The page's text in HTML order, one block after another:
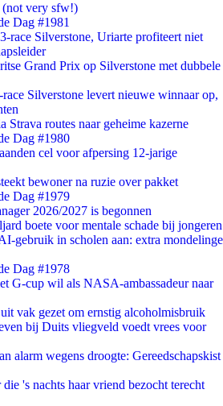
very sfw!)
Dag #1981
race Silverstone, Uriarte profiteert niet
Grand Prix op Silverstone met dubbele
Silverstone levert nieuwe winnaar op,
routes naar geheime kazerne
Dag #1980
cel voor afpersing 12-jarige
bewoner na ruzie over pakket
Dag #1979
2026/2027 is begonnen
boete voor mentale schade bij jongeren
gebruik in scholen aan: extra mondelinge
Dag #1978
G-cup wil als NASA-ambassadeur naar
vak gezet om ernstig alcoholmisbruik
bij Duits vliegveld voedt vrees voor
alarm wegens droogte: Gereedschapskist
's nachts haar vriend bezocht terecht